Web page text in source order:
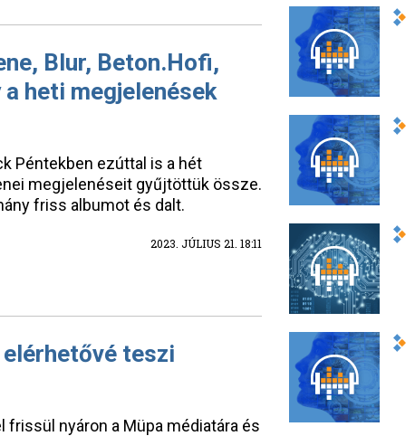
Blur, Beton.Hofi,
a heti megjelenések
Péntekben ezúttal is a hét
megjelenéseit gyűjtöttük össze.
friss albumot és dalt.
2023. JÚLIUS 21. 18:11
teszi
nyáron a Müpa médiatára és